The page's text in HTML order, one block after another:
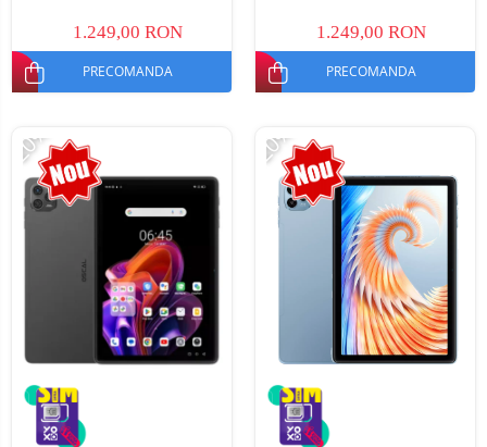
1.249,00 RON
PRECOMANDA
1.249,00 RON
PRECOMANDA
-20% -20%